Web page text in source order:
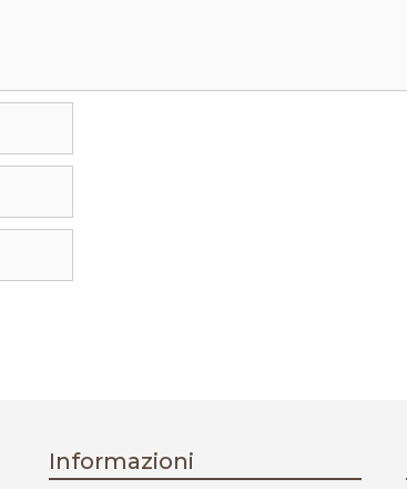
Informazioni